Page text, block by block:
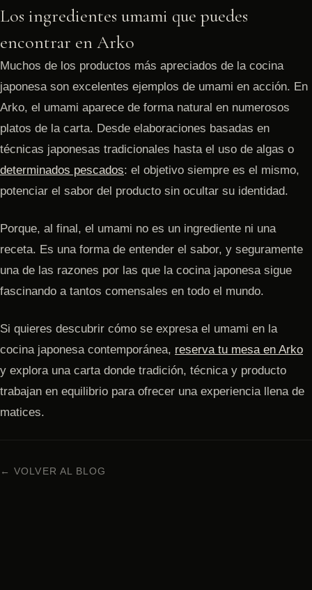
Los ingredientes umami que puedes
encontrar en Arko
Muchos de los productos más apreciados de la cocina
japonesa son excelentes ejemplos de umami en acción. En
Arko, el umami aparece de forma natural en numerosos
platos de la carta. Desde elaboraciones basadas en
técnicas japonesas tradicionales hasta el uso de algas o
determinados pescados: el objetivo siempre es el mismo,
potenciar el sabor del producto sin ocultar su identidad.
Porque, al final, el umami no es un ingrediente ni una
receta. Es una forma de entender el sabor, y seguramente
una de las razones por las que la cocina japonesa sigue
fascinando a tantos comensales en todo el mundo.
Si quieres descubrir cómo se expresa el umami en la
cocina japonesa contemporánea, reserva tu mesa en Arko
y explora una carta donde tradición, técnica y producto
trabajan en equilibrio para ofrecer una experiencia llena de
matices.
← VOLVER AL BLOG